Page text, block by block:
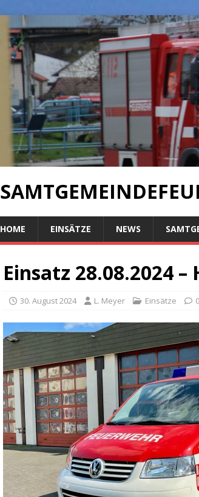
HOME EINSÄTZE NEWS
Einsatz 28.08.2024 –
30. August 2024 L. Meyer Einsätze 0